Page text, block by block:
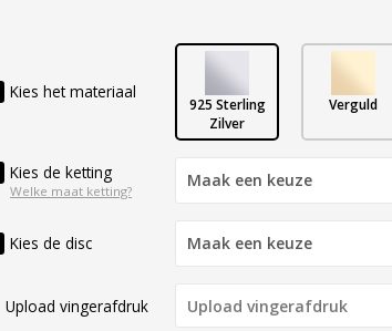
Kies het materiaal
925 Sterling
Zilver
Verguld
Kies de ketting
Welke maat ketting? Maak een keuze
Kies de disc Maak een keuze
Upload vingerafdruk